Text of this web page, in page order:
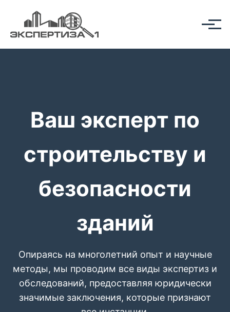
Ваш эксперт по
строительству и
безопасности
зданий
Опираясь на многолетний опыт и научные
методы, мы проводим все виды экспертиз и
обследований, предоставляя юридически
значимые заключения, которые признают